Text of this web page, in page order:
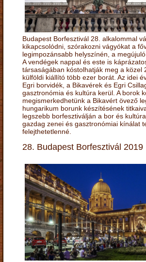
Budapest Borfesztivál 28. alkalommal
kikapcsolódni, szórakozni vágyókat a
legimpozánsabb helyszínén, a
A vendégek nappal és este is
társaságában kóstolhatják meg a közel
külföldi kiállító több ezer borát. Az idei
Egri borvidék, a Bikavérek és Egri
gasztronómia és kultúra kerül. A borok
megismerkedhetünk a Bikavért övező
hungarikum borunk készítésének
legszebb borfesztiválján a bor és
gazdag zenei és gasztronómiai kínálat
felejthetetlenné.
28. Budapest Borfesztivál 2019